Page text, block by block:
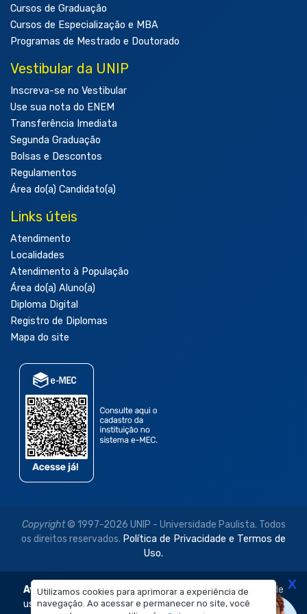
Utilizamos cookies para aprimorar a experiência de
navegação. Ao acessar e permanecer no site, você
Cursos de Graduação
Cursos de Especialização e MBA
Programas de Mestrado e Doutorado
Vestibular da UNIP
Inscreva-se no Vestibular
Use sua nota do ENEM
Transferência Imediata
Segunda Graduação
Bolsas e Descontos
Regulamentos
Área do(a) Candidato(a)
Links úteis
Atendimento
Localidades
Atendimento à População
Área do(a) Aluno(a)
Diploma Digital
Registro de Diplomas
Mapa do site
Copyright© 1997-2026 UNIP - Universidade Paulista. Todos
os direitos reservados. Política de Privacidade e Termos de
Uso.
Aviso Legal: As imagens disponibilizadas neste site são de
uso exclusivo institucional do Sistema de Ensino Objetivo e
X